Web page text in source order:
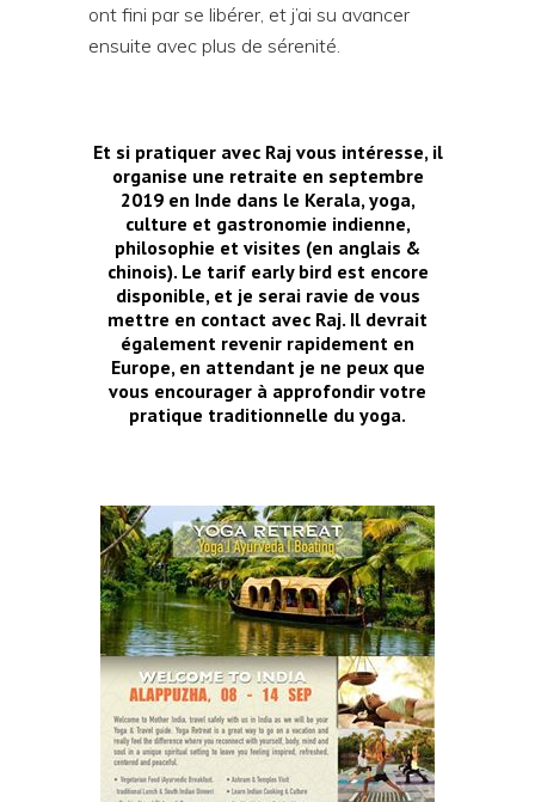
ont fini par se libérer, et j’ai su avancer
ensuite avec plus de sérenité.
Et si pratiquer avec Rajvous intéresse, il
organise une retraite en septembre
2019 en Inde dans le Kerala, yoga,
culture et gastronomie indienne,
philosophie et visites (en anglais &
chinois). Le tarif early bird est encore
disponible, et je serai ravie de vous
mettre en contact avec Raj. Il devrait
également revenir rapidement en
Europe, en attendant je ne peux que
vous encourager à approfondir votre
pratique traditionnelle du yoga.